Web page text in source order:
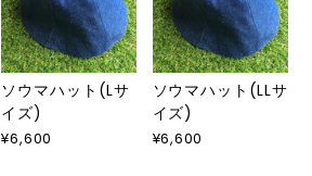
ソウマハット(Lサ
イズ)
¥6,600
ソウマハット(LLサ
イズ)
¥6,600